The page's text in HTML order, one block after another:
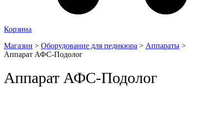
Корзина
Магазин > Оборудование для педикюра > Аппараты >
Аппарат АФС-Подолог
Аппарат АФС-Подолог